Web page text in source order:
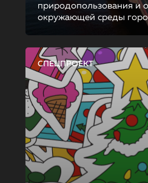
природопользования и
окружающей среды
СПЕЦПРОЕКТ